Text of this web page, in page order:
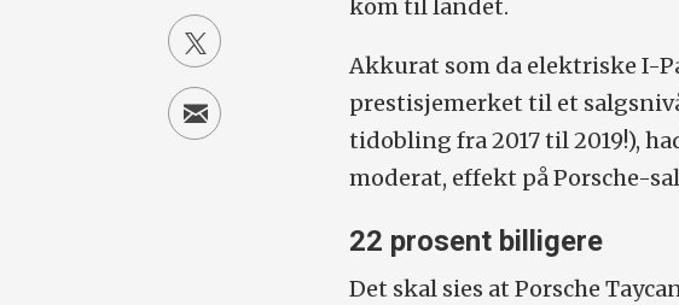
kom til landet.
Akkurat som da elektriske I-
prestisjemerket til et
tidobling fra 2017 til 2019!),
moderat, effekt på Porsche-
22 prosent billigere
Det skal sies at Porsche